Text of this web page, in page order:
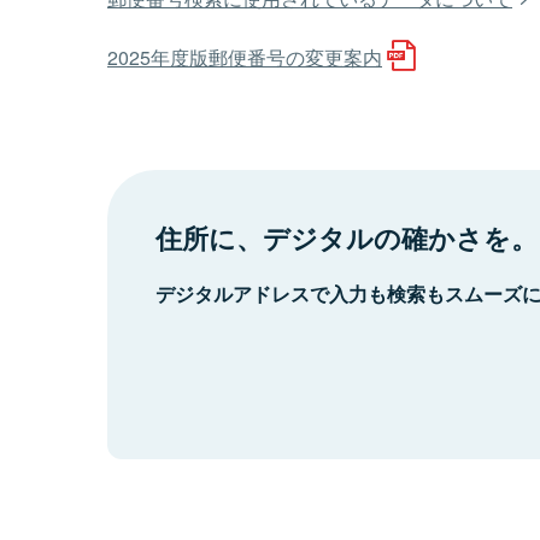
2025年度版郵便番号の変更案内
住所に、デジタルの確かさを。
デジタルアドレスで入力も検索もスムーズ